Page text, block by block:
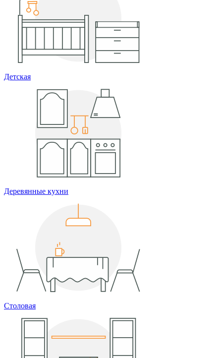
Детская
Деревянные кухни
Столовая